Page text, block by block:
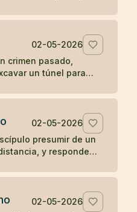
02-05-2026
crimen pasado,
un túnel para
maestro.
02-05-2026
presumir de un
y responde
02-05-2026